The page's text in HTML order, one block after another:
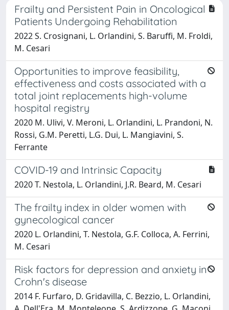
Frailty and Persistent Pain in Oncological
Patients Undergoing Rehabilitation
2022 S. Crosignani, L. Orlandini, S. Baruffi, M. Froldi,
M. Cesari
Opportunities to improve feasibility,
effectiveness and costs associated with a
total joint replacements high-volume
hospital registry
2020 M. Ulivi, V. Meroni, L. Orlandini, L. Prandoni, N.
Rossi, G.M. Peretti, L.G. Dui, L. Mangiavini, S.
Ferrante
COVID-19 and Intrinsic Capacity
2020 T. Nestola, L. Orlandini, J.R. Beard, M. Cesari
The frailty index in older women with
gynecological cancer
2020 L. Orlandini, T. Nestola, G.F. Colloca, A. Ferrini,
M. Cesari
Risk factors for depression and anxiety in
Crohn's disease
2014 F. Furfaro, D. Gridavilla, C. Bezzio, L. Orlandini,